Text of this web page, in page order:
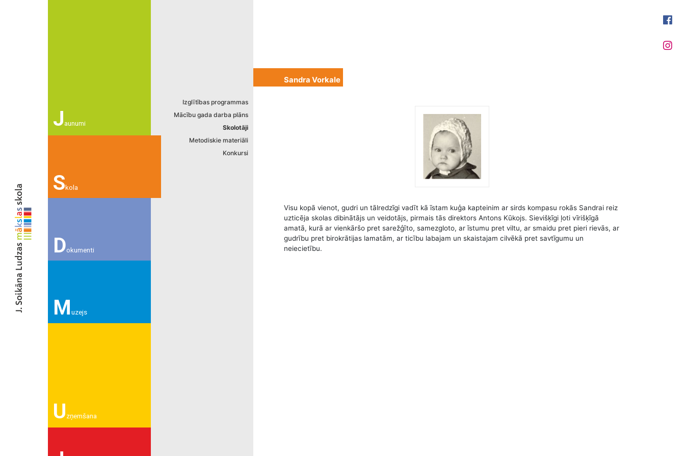
Jaunumi
Skola
Izglītības programmas
Mācību gada darba plāns
Skolotāji
Metodiskie materiāli
Konkursi
Dokumenti
Muzejs
U zņemšana
Sandra Vorkale
Visu kopā vienot, gudri un tālredzīgi vadīt kā īstam kuģa kapteinim ar sirds kompasu rokās Sandrai reiz
uzticēja skolas dibinātājs un veidotājs, pirmais tās direktors Antons Kūkojs. Sievišķīgi ļoti vīrišķīgā
amatā, kurā ar vienkāršo pret sarežģīto, samezgloto, ar īstumu pret viltu, ar smaidu pret pieri rievās, ar
gudrību pret birokrātijas lamatām, ar ticību labajam un skaistajam cilvēkā pret savtīgumu un
neiecietību.